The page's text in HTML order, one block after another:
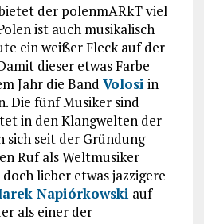
der polenmARkT viel
ist auch musikalisch
ein weißer Fleck auf der
dieser etwas Farbe
Jahr die Band Volosi in
Die fünf Musiker sind
in den Klangwelten der
sich seit der Gründung
Ruf als Weltmusiker
lieber etwas jazzigere
Napiórkowski auf
als einer der